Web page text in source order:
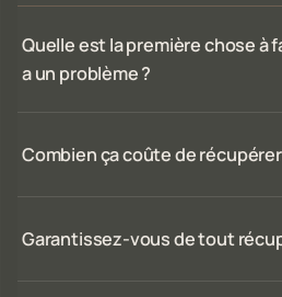
Quelle est la première chose à
a un problème ?
Combien ça coûte de
Garantissez-vous de tout